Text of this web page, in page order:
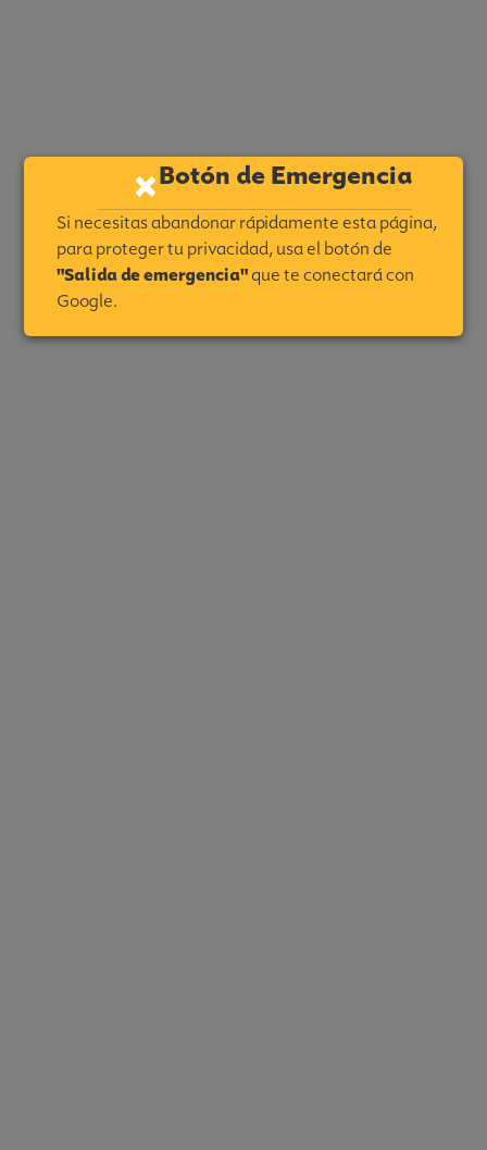
×Botón de Emergencia
Si necesitas abandonar rápidamente esta página,
para proteger tu privacidad, usa el botón de
"Salida de emergencia"que te conectará con
Google.